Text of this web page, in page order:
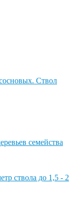
Ствол
семейства
ствола до 1,5 - 2